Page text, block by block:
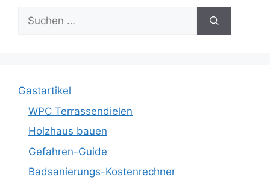
Suche
nach:
Gastartikel
WPC Terrassendielen
Holzhaus bauen
Gefahren-Guide
Badsanierungs-Kostenrechner